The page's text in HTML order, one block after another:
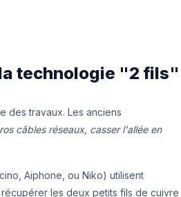
technologie "2 fils"
des travaux. Les anciens
câbles réseaux, casser l'allée en
Aiphone, ou Niko) utilisent
les deux petits fils de cuivre